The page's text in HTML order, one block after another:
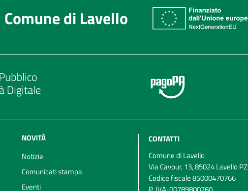
Comune di Lavello
NOVITÀ
Notizie
Comunicati stampa
Eventi
CONTATTI
Comune di Lavello
Via Cavour, 13, 85024 Lavello PZ
Codice fiscale 85000470766